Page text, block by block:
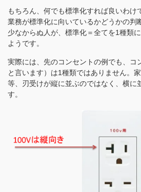
もちろん、何でも標準化すれば良いわけ
業務が標準化に向いているかどうかの判
少なからぬ人が、標準化＝全てを1種類
ようです。
実際には、先のコンセントの例でも、コ
と言います）は1種類ではありません。
等、刃受けが縦に並ぶのではなく、横に
す。